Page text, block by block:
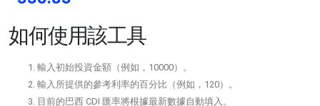
如何使用該工具
輸入初始投資金額（例如，10000）。
輸入所提供的參考利率的百分比（例如，120）。
目前的巴西 CDI 匯率將根據最新數據自動填入。